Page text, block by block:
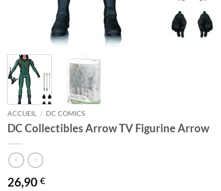
ACCUEIL / DC COMICS
DC Collectibles Arrow TV Figurine Arrow
26,90 €